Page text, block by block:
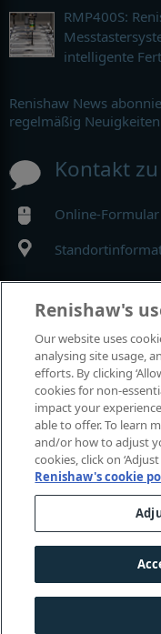
RMP400S:
intelligente
Renishaw News
regelmäßig
Kontakt
Online-Formular
Online-
Veranstaltungen, an
© 2001–2026
Kontaktieren Sie uns|
Zugänglichkeit
Renishaw's
Our website uses
analysing site usage,
efforts. By clicking
cookies for non-
impact your
able to offer. To learn
and/or how to adjust
cookies, click on
Renishaw's cookie